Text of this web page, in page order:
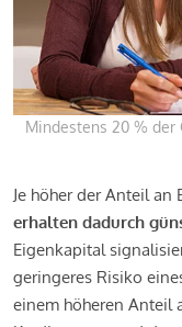
Mindestens 20 %
Je höher der Anteil
erhalten dadurch
Eigenkapital
geringeres Risiko
einem höheren Anteil